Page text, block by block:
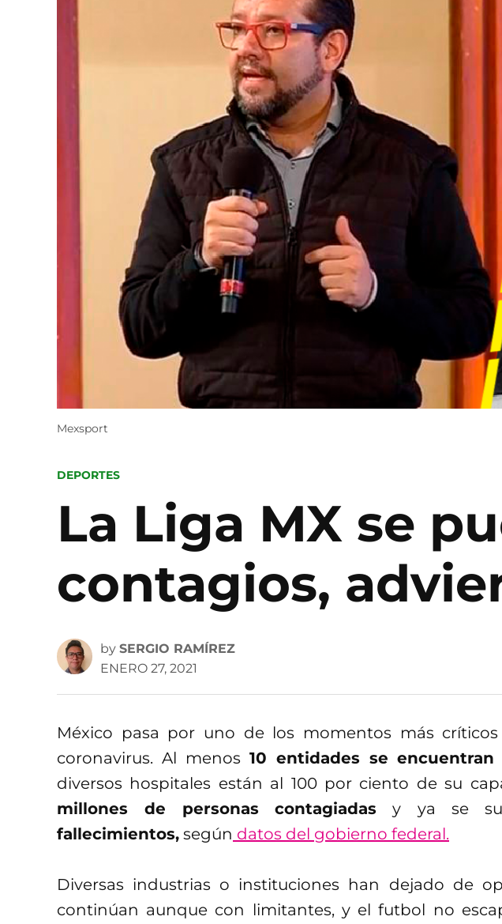
Mexsport
POSTED
DEPORTES
La Liga MX se
contagios,
by SERGIO RAMÍREZ
ENERO 27, 2021
México pasa por uno de los momentos más
coronavirus. Al menos 10 entidades se
diversos hospitales están al 100 por ciento de su
millones de personas
contagiadas y ya se
fallecimientos, según datos del gobierno federal.
Diversas industrias o instituciones han dejado de
continúan aunque con limitantes, y el futbol no